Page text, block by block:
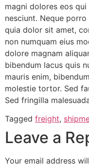
magni dolores eos
nesciunt. Neque
quia dolor sit amet,
non numquam eius
dolore magnam
bibendum lacus quis
mauris enim,
molestie tortor. Sed
Sed fringilla
Tagged freight,
Leave a
Your email address